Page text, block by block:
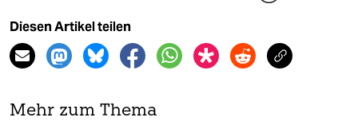
Diesen Artikel teilen
Mehr zum Thema